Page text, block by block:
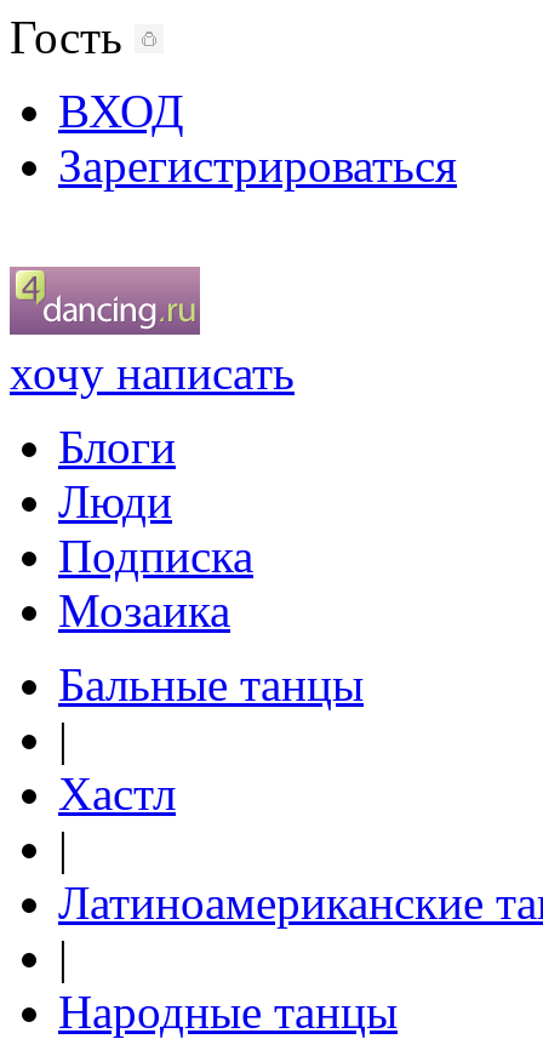
Гость
ВХОД
Зарегистрироваться
хочу написать
Блоги
Люди
Подписка
Мозаика
Бальные танцы
|
Хастл
|
Латиноамериканские
|
Народные танцы